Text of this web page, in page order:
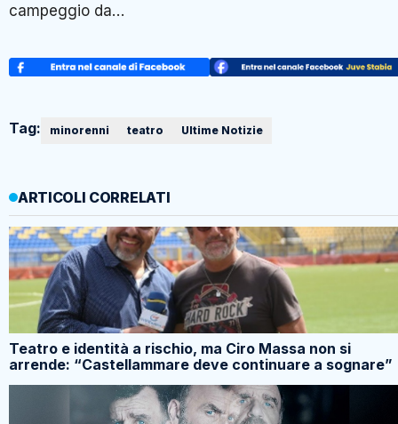
campeggio da…
Tag: minorenni teatro Ultime Notizie
ARTICOLI CORRELATI
Teatro e identità a rischio, ma Ciro Massa non si
arrende: “Castellammare deve continuare a sognare”